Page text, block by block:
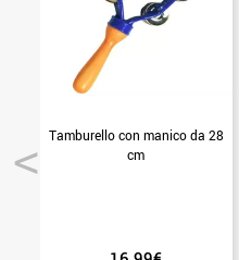
Tamburello con manico da 28
cm